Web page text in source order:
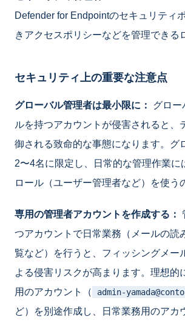
Defender for Endpointのセキュリティ
きアクセスポリシーなどを管理できる
セキュリティ上の重要な注意点
グローバル管理者は最小限に：
グロー
ルを持つアカウントが侵害されると、
御される致命的な事態になります。グ
2〜4名に限定し、日常的な管理作業に
ロール（ユーザー管理者など）を使う
専用の管理者アカウントを作成する：
つアカウントで日常業務（メールの読
覧など）を行うと、フィッシングメー
よる侵害リスクが高まります。理想的
用のアカウント（
admin-
ど）を別途作成し、日常業務用のアカ